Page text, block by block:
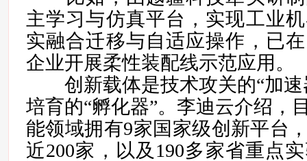
主学习与仿真平台，实现工业
实融合迁移与自适应操作，已
企业开展柔性装配线示范应用。
创新载体是技术攻关的“加速
培育的“孵化器”。李迪云介绍，
能领域拥有9家国家级创新平台
近200家，以及190多家省重点